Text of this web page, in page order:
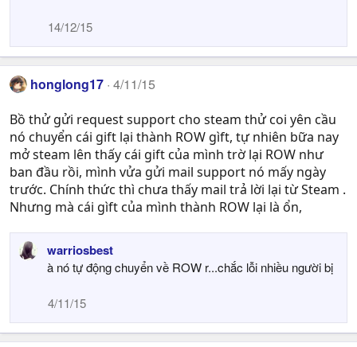
14/12/15
honglong17 4/11/15
Bồ thử gửi request support cho steam thử coi yên cầu
nó chuyển cái gift lại thành ROW gìft, tự nhiên bữa nay
mở steam lên thấy cái gift của mình trờ lại ROW như
ban đầu rồi, mình vửa gửi mail support nó mấy ngày
trước. Chính thức thì chưa thấy mail trả lời lại từ Steam .
Nhưng mà cái gìft của mình thành ROW lại là ổn,
warriosbest
à nó tự động chuyển về ROW r...chắc lỗi nhiều người bị
4/11/15